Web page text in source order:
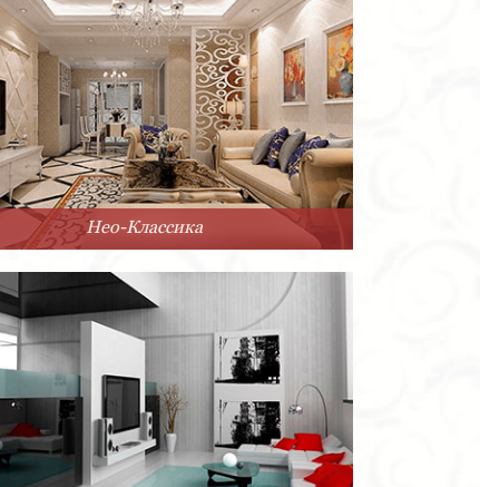
Нео-Классика